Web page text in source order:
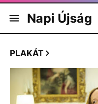
Napi Újság
PLAKÁT